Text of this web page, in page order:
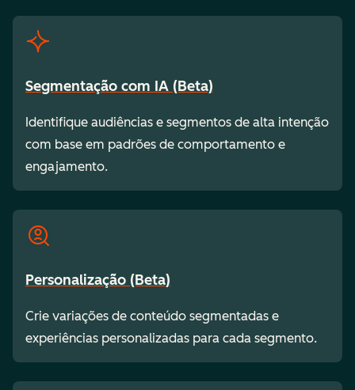
Segmentação com IA (Beta)
Identifique audiências e segmentos de alta intenção
com base em padrões de comportamento e
engajamento.
Personalização (Beta)
Crie variações de conteúdo segmentadas e
experiências personalizadas para cada segmento.